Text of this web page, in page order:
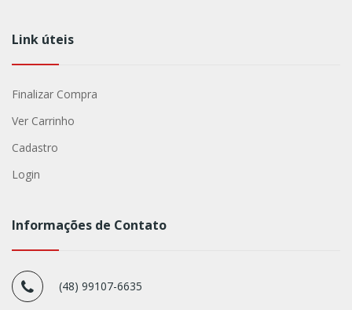
Link úteis
Finalizar Compra
Ver Carrinho
Cadastro
Login
Informações de Contato
(48) 99107-6635